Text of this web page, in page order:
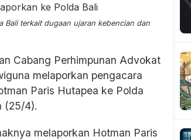
Bali terkait dugaan ujaran kebencian dan
Cabang Perhimpunan Advokat
melaporkan pengacara
Paris Hutapea ke Polda
(25/4).
melaporkan Hotman Paris